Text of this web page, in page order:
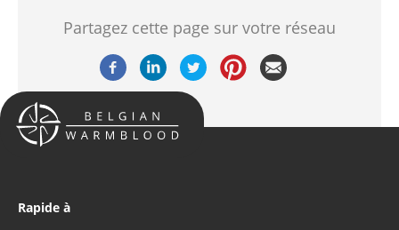
Partagez cette page sur votre réseau
Rapide à